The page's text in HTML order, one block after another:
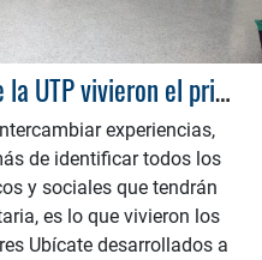
Los nuevos estudiantes de la UTP vivieron el primer día de la mejor época de su vida
experiencias,
de identificar todos los
y sociales que tendrán
es lo que vivieron los
Ubícate desarrollados a